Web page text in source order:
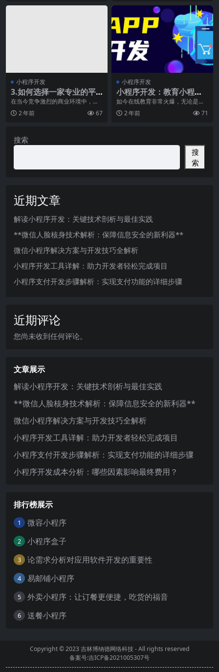
小程序开发
3.如何选择一家专业的平
面设计公司帮助你创造独
特品牌形象？
在当今竞争激烈的商业环境中，一
个独特的品牌形象对企业的成功至
关重要。而平面设计作
2 年前 67
小程序开发
小程序开发：教育小程序
价格需要多少？
如今在线教育非常火爆，无论是创
业公司还是传统教育机构都把眼光
聚焦在互联网教育模式
2 年前 71
搜索
搜
索
近期文章
解读小程序开发：关键技术剖析与最佳实践
**微信人脸核身技术解析：保障信息安全的新利器**
微信小程序解决方案与开发技巧全解析
小程序开发工具详解：助力开发者轻松完成项目
小程序支付开发步骤解析：实现支付功能的详细步骤
近期评论
您尚未收到任何评论。
文章展示
解读小程序开发：关键技术剖析与最佳实践
**微信人脸核身技术解析：保障信息安全的新利器**
微信小程序解决方案与开发技巧全解析
小程序开发工具详解：助力开发者轻松完成项目
小程序支付开发步骤解析：实现支付功能的详细步骤
小程序开发成本分析：哪些因素影响最终费用？
排行榜展示
1 微容小程序
2 小程序盒子
3 论需求分析对应用软件开发的重要性
4 易邮铺小程序
5 外卖小程序：让订餐更便捷，吃货的福音
6 送餐小程序
Copyright © 2023吉林博纳德网络科技- All rights reserved
备案号:吉ICP备2021005307号